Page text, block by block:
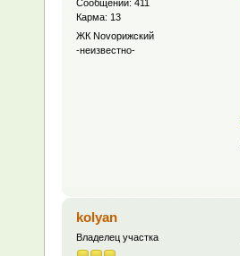
Сообщений: 411
Карма: 13
ЖК Novoрижский
-неизвестно-
kolyan
Владелец участка